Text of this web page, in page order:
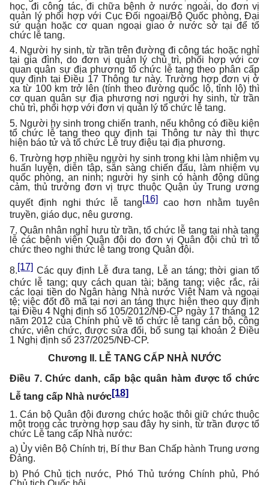
học, đi công tác, đi chữa bệnh ở nước ngoài, do đơn vị
quản lý phối hợp với Cục Đối ngoại/Bộ Quốc phòng, Đại
sứ quán hoặc cơ quan ngoại giao ở nước sở tại để tổ
chức lễ tang.
4. Người hy sinh, từ trần trên đường đi công tác hoặc nghỉ
tại gia đình, do đơn vị quản lý chủ trì, phối hợp với cơ
quan quân sự địa phương tổ chức lễ tang theo phân cấp
quy định tại Điều 17 Thông tư này. Trường hợp đơn vị ở
xa từ 100 km trở lên (tính theo đường quốc lộ, tỉnh lộ) thì
cơ quan quân sự địa phương nơi người hy sinh, từ trần
chủ trì, phối hợp với đơn vị quản lý tổ chức lễ tang.
5. Người hy sinh trong chiến tranh, nếu không có điều kiện
tổ chức lễ tang theo quy định tại Thông tư này thì thực
hiện báo tử và tổ chức Lễ truy điệu tại địa phương.
6. Trường hợp nhiều người hy sinh trong khi làm nhiệm vụ
huấn luyện, diễn tập, sẵn sàng chiến đấu, làm nhiệm vụ
quốc phòng, an ninh; người hy sinh có hành động dũng
cảm, thủ trưởng đơn vị trực thuộc Quận ủy Trung ương
quyết định nghi thức lễ tang[16]cao hơn nhằm tuyên
truyền, giáo dục, nêu gương.
7. Quân nhân nghỉ hưu từ trần, tổ chức lễ tang tại nhà tang
lễ các bệnh viện Quân đội do đơn vị Quân đội chủ trì tổ
chức theo nghi thức lễ tang trong Quân đội.
8.[17] Các quy định Lễ đưa tang, Lễ an táng; thời gian tổ
chức lễ tang; quy cách quan tài; băng tang; việc rắc, rải
các loại tiền do Ngân hàng Nhà nước Việt Nam và ngoại
tệ; việc đốt đồ mã tại nơi an táng thực hiện theo quy định
tại Điều 4 Nghị định số 105/2012/NĐ-CP ngày 17 tháng 12
năm 2012 của Chính phủ về tổ chức lễ tang cán bộ, công
chức, viên chức, được sửa đổi, bổ sung tại khoản 2 Điều
1 Nghị định số 237/2025/NĐ-CP.
Chương II. LỄ TANG CẤP NHÀ NƯỚC
Điều 7. Chức danh, cấp bậc quân hàm được tổ chức
Lễ tang cấp Nhà nước[18]
1. Cán bộ Quân đội đương chức hoặc thôi giữ chức thuộc
một trong các trường hợp sau đây hy sinh, từ trần được tổ
chức Lễ tang cấp Nhà nước:
a) Ủy viên Bộ Chính trị, Bí thư Ban Chấp hành Trung ương
Đảng.
b) Phó Chủ tịch nước, Phó Thủ tướng Chính phủ, Phó